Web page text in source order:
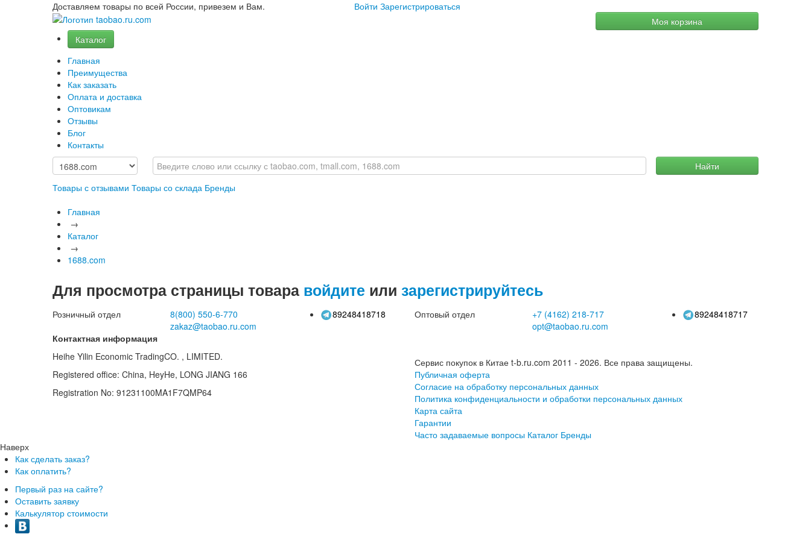
Доставляем товары по всей России, привезем и Вам. Войти Зарегистрироваться
Моя корзина
Каталог
Главная
Преимущества
Как заказать
Оплата и доставка
Оптовикам
Отзывы
Блог
Контакты
Товары с отзывами Товары со склада Бренды
Найти
Главная
→
Каталог
→
1688.com
Для просмотра страницы товара войдите или зарегистрируйтесь
Розничный отдел 8(800) 550-6-770
zakaz@taobao.ru.com
89248418718 Оптовый отдел +7 (4162) 218-717
opt@taobao.ru.com
89248418717
Контактная информация
Heihe Yilin Economic TradingCO. , LIMITED.
Registered office: China, HeyHe, LONG JIANG 166
Registration No: 91231100MA1F7QMP64
Сервис покупок в Китае t-b.ru.com 2011 - 2026. Все права защищены.
Публичная оферта
Согласие на обработку персональных данных
Политика конфиденциальности и обработки персональных данных
Карта сайта
Гарантии
Часто задаваемые вопросы Каталог Бренды
Наверх
Как сделать заказ?
Как оплатить?
Первый раз на сайте?
Оставить заявку
Калькулятор стоимости